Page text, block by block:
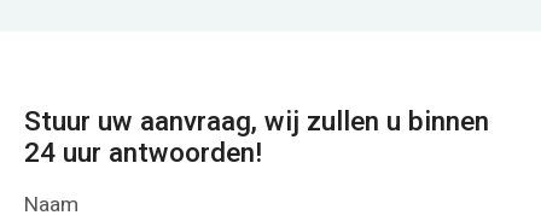
Stuur uw aanvraag, wij zullen u binnen
24 uur antwoorden!
Naam